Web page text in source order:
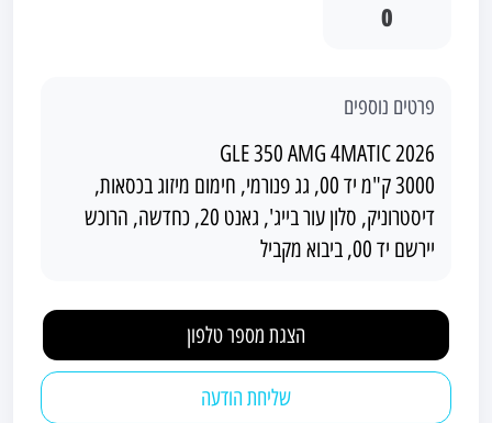
0
פרטים נוספים
GLE 350 AMG 4MATIC 2026
3000 ק"מ יד 00, גג פנורמי, חימום מיזוג בכסאות,
דיסטרוניק, סלון עור בייג', גאנט 20, כחדשה, הרוכש
יירשם יד 00, ביבוא מקביל
הצגת מספר טלפון
שליחת הודעה